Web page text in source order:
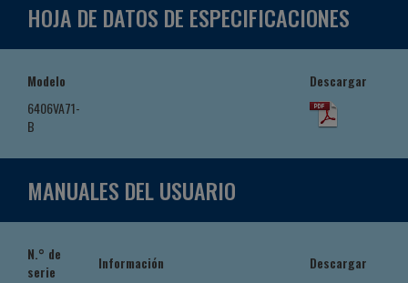
HOJA DE DATOS DE ESPECIFICACIONES
Modelo
Descargar
6406VA71-
B
MANUALES DEL USUARIO
N.° de
serie
Información
Descargar